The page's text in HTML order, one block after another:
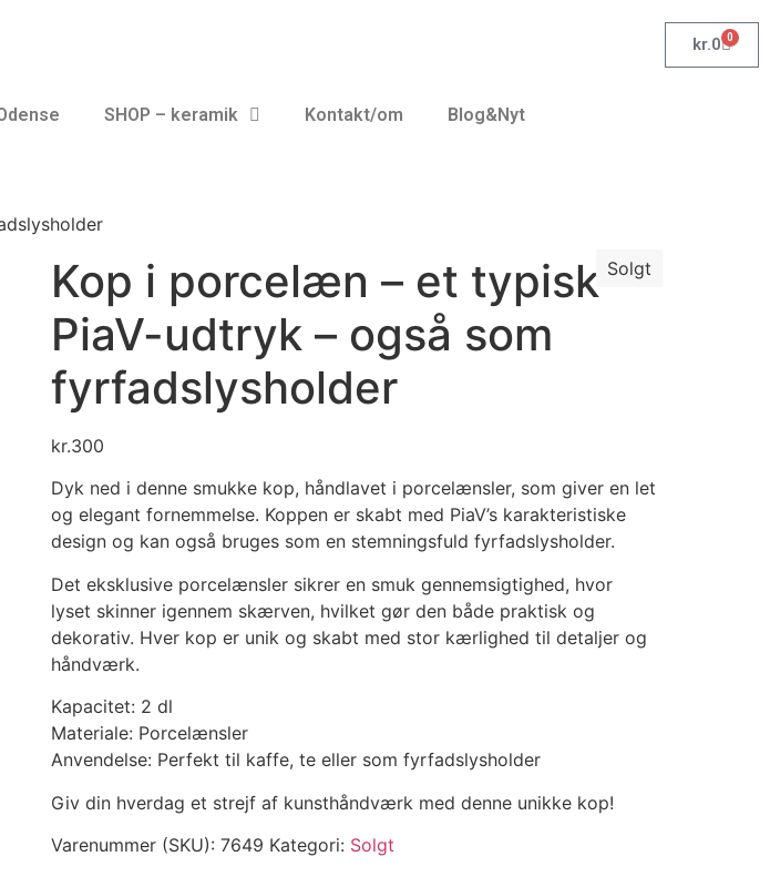
kr.0 0
SHOP – keramik Kontakt/om Blog&Nyt
Solgt
Kop i porcelæn – et typisk
PiaV-udtryk – også som
fyrfadslysholder
kr.300
Dyk ned i denne smukke kop, håndlavet i porcelænsler, som giver en let
og elegant fornemmelse. Koppen er skabt med PiaV’s karakteristiske
design og kan også bruges som en stemningsfuld fyrfadslysholder.
Det eksklusive porcelænsler sikrer en smuk gennemsigtighed, hvor
lyset skinner igennem skærven, hvilket gør den både praktisk og
dekorativ. Hver kop er unik og skabt med stor kærlighed til detaljer og
håndværk.
Kapacitet: 2 dl
Materiale: Porcelænsler
Anvendelse: Perfekt til kaffe, te eller som fyrfadslysholder
Giv din hverdag et strejf af kunsthåndværk med denne unikke kop!
Varenummer (SKU): 7649 Kategori: Solgt